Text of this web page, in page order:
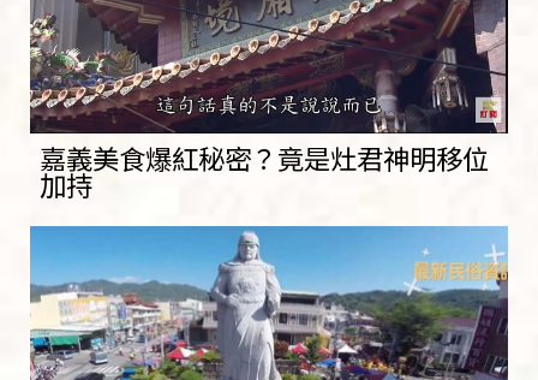
嘉義美食爆紅秘密？竟是灶君神明移位
加持